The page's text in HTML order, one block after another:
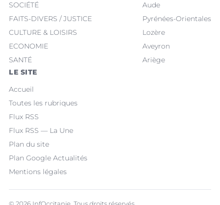
SOCIÉTÉ
FAITS-DIVERS / JUSTICE
CULTURE & LOISIRS
ECONOMIE
SANTÉ
Aude
Pyrénées-Orientales
Lozère
Aveyron
Ariège
LE SITE
Accueil
Toutes les rubriques
Flux RSS
Flux RSS — La Une
Plan du site
Plan Google Actualités
Mentions légales